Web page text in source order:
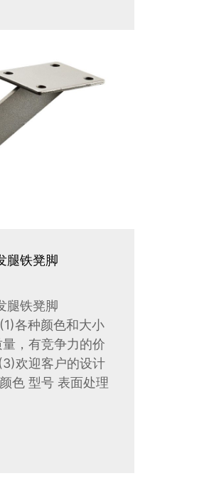
腿铁凳脚
腿铁凳脚
各种颜色和大小
，有竞争力的价
欢迎客户的设计
色 型号 表面处理